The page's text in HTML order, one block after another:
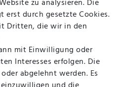
MIT
zu analysieren. Die
erst durch gesetzte Cookies.
Dritten, die wir in den
mit Einwilligung oder
Interesses erfolgen. Die
abgelehnt werden. Es